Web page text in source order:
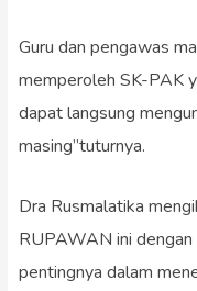
Guru dan pengawas
memperoleh SK-PAK
dapat langsung
masing”tuturnya.
Dra Rusmalatika
RUPAWAN ini dengan
pentingnya dalam